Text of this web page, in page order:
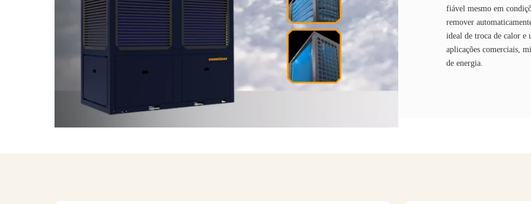
fiável mesmo em
remover
ideal de troca de calor e
aplicações comerciais,
de energia.